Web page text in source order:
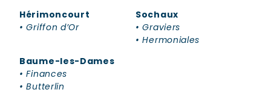
Hérimoncourt
• Griffon d’Or
Sochaux
• Graviers
• Hermoniales
Baume-les-Dames
• Finances
• Butterlin